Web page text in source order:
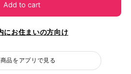
Add to cart
にお住まいの方向け
品をアプリで見る